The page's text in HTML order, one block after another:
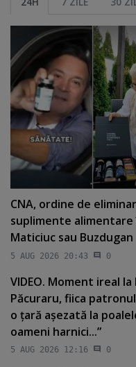
CNA, ordine de
suplimente alimentare
Maticiuc sau Buzdugan
5 AUG 2026 20:43 0
VIDEO. Moment ireal
Păcuraru, fiica
o ţară aşezată la
oameni harnici...”
5 AUG 2026 12:16 0